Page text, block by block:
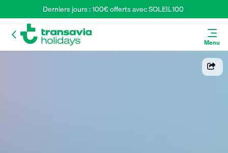
Derniers jours : 100€ offerts avec SOLEIL100
Menu